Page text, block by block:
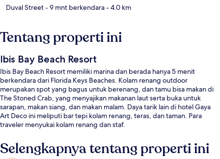
Duval Street- 9 mnt berkendara- 4.0 km
Tentang properti ini
Ibis Bay Beach Resort
Ibis Bay Beach Resort memiliki marina dan berada hanya 5 menit
berkendara dari Florida Keys Beaches. Kolam renang outdoor
merupakan spot yang bagus untuk berenang, dan tamu bisa makan di
The Stoned Crab, yang menyajikan makanan laut serta buka untuk
sarapan, makan siang, dan makan malam. Daya tarik lain di hotel Gaya
Art Deco ini meliputi bar tepi kolam renang, teras, dan taman. Para
traveler menyukai kolam renang dan staf.
Selengkapnya tentang properti ini